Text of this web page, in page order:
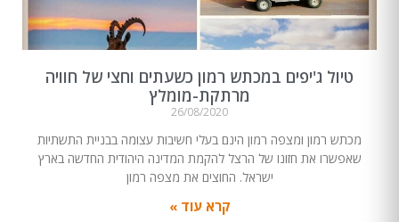
טיול ג'יפים במכתש רמון כשעתים וחצי של חוויה
מרתקת-מומלץ
26/08/2020
מכתש רמון ומצפה רמון הינם בעלי חשיבות עצומה בבניית התשתיות
שאפשרו את חזונו של הרצל להקמת המדינה היהודית החדשה בארץ
ישראל. החוצים את מצפה רמון
קרא עוד »